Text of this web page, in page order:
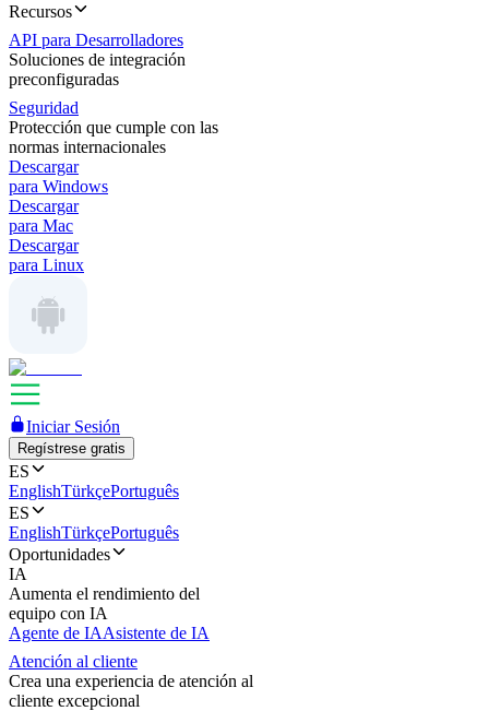
Recursos
API para Desarrolladores
Soluciones de integración
preconfiguradas
Seguridad
Protección que cumple con las
normas internacionales
Descargar
para Windows
Descargar
para Mac
Descargar
para Linux
Iniciar Sesión
Regístrese gratis
ES
EnglishTürkçePortuguês
ES
EnglishTürkçePortuguês
Oportunidades
IA
Aumenta el rendimiento del
equipo con IA
Agente de IAAsistente de IA
Atención al cliente
Crea una experiencia de atención al
cliente excepcional